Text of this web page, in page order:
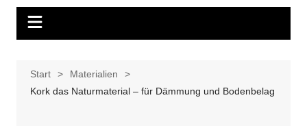
Start
Materialien
Kork das Naturmaterial – für Dämmung und Bodenbelag